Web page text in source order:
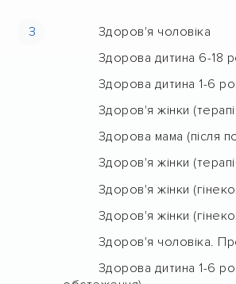
З
Здоров'я чоловіка
Здорова дитина 6-18
Здорова дитина 1-6
Здоров'я жінки
Здорова мама (після
Здоров'я жінки
Здоров'я жінки
Здоров'я жінки
Здоров'я чоловіка.
Здорова дитина 1-6